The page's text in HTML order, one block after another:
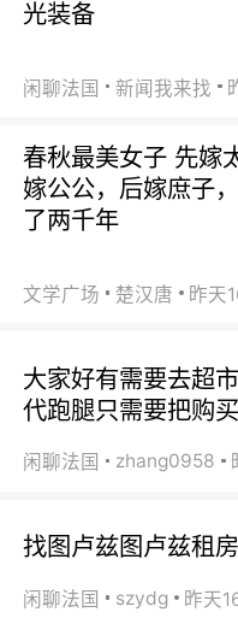
光装备
闲聊法国 新闻我来找
春秋最美女子 先嫁
嫁公公，后嫁庶子
了两千年
文学广场 楚汉唐 昨天
大家好有需要去超
代跑腿只需要把购
闲聊法国 zhang0958
找图卢兹图卢兹租
闲聊法国 szydg 昨天